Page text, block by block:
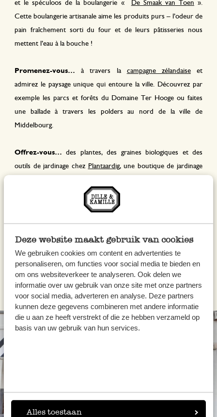
Deze website maakt gebruik van cookies
We gebruiken cookies om content en advertenties te
personaliseren, om functies voor social media te bieden en
om ons websiteverkeer te analyseren. Ook delen we
informatie over uw gebruik van onze site met onze partners
voor social media, adverteren en analyse. Deze partners
kunnen deze gegevens combineren met andere informatie
die u aan ze heeft verstrekt of die ze hebben verzameld op
basis van uw gebruik van hun services.
Alles toestaan
et le spéculoos de la boulangerie «
De Smaak van Toen ».
Cette boulangerie artisanale aime les produits purs – l’odeur de
pain fraîchement sorti du four et de leurs pâtisseries nous
mettent l’eau à la bouche !
Promenez-vous… à travers la campagne zélandaise
et
admirez le paysage unique qui entoure la ville. Découvrez par
exemple les parcs et forêts du Domaine Ter Hooge ou faites
une ballade à travers les polders au nord de la ville de
Middelbourg.
Offrez-vous… des plantes, des graines biologiques et des
outils de jardinage chez Plantaardig, une boutique de jardinage
ainsi qu’un service « hôtel » pour vos plantes d’intérieur
lorsque vous partez en vacances.
Passez une nuit…
dans l’une des somptueuses chambres de
lounge chaleureux, le bar élégant et le vaste jardin font de cet
hôtel un endroit très particulier !